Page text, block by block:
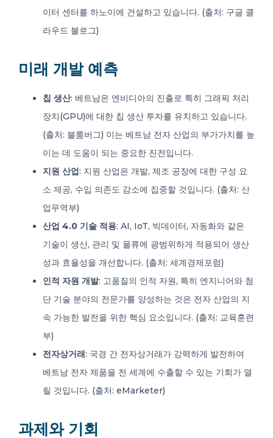
이터 센터를 하노이에 건설하고 있습니다. (출처: 구글 클
라우드 블로그)
미래 개발 예측
칩 생산: 베트남은 엔비디아의 진출로 특히 그래픽 처리
장치(GPU)에 대한 칩 생산 투자를 유치하고 있습니다.
(출처: 블룸버그) 이는 베트남 전자 산업의 부가가치를 높
이는 데 도움이 되는 중요한 진전입니다.
지원 산업: 지원 산업은 개발, 제조 공장에 대한 구성 요
소 제공, 수입 의존도 감소에 집중할 것입니다. (출처: 산
업무역부)
산업 4.0 기술 적용: AI, IoT, 빅데이터, 자동화와 같은
기술이 생산, 관리 및 물류에 광범위하게 적용되어 생산
성과 효율성을 개선합니다. (출처: 세계경제포럼)
인적 자원 개발: 고품질의 인적 자원, 특히 엔지니어와 첨
단 기술 분야의 전문가를 양성하는 것은 전자 산업의 지
속 가능한 발전을 위한 핵심 요소입니다. (출처: 교육훈련
부)
전자상거래: 국경 간 전자상거래가 강력하게 발전하여
베트남 전자 제품을 전 세계에 수출할 수 있는 기회가 열
릴 것입니다. (출처: eMarketer)
과제와 기회